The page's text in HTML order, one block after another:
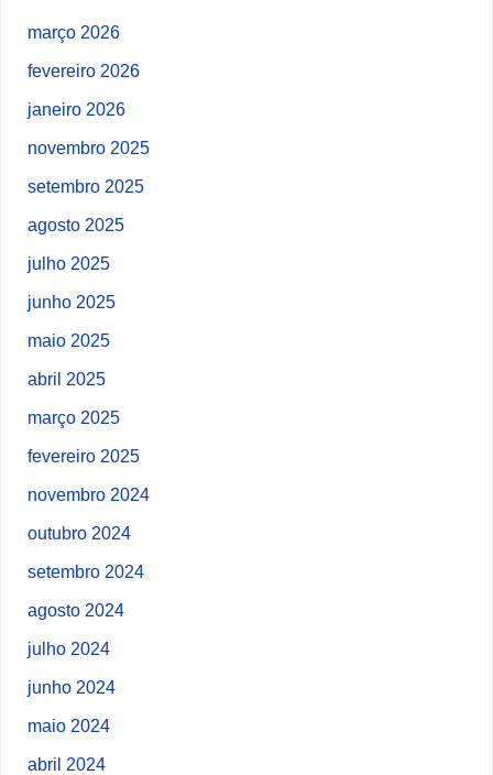
março 2026
fevereiro 2026
janeiro 2026
novembro 2025
setembro 2025
agosto 2025
julho 2025
junho 2025
maio 2025
abril 2025
março 2025
fevereiro 2025
novembro 2024
outubro 2024
setembro 2024
agosto 2024
julho 2024
junho 2024
maio 2024
abril 2024